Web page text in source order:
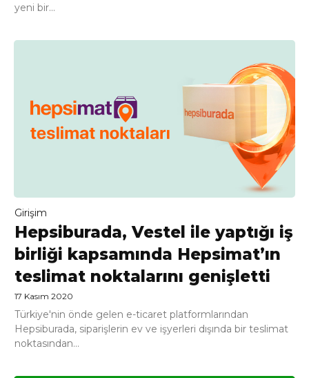
yeni bir...
Girişim
Hepsiburada, Vestel ile yaptığı iş
birliği kapsamında Hepsimat’ın
teslimat noktalarını genişletti
17 Kasım 2020
Türkiye'nin önde gelen e-ticaret platformlarından
Hepsiburada, siparişlerin ev ve işyerleri dışında bir teslimat
noktasından...